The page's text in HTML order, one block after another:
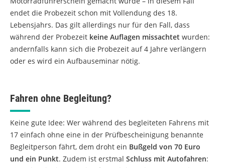
endet die Probezeit schon mit Vollendung des 18.
Lebensjahrs. Das gilt allerdings nur für den Fall, dass
während der Probezeit keine Auflagen missachtet wurden:
andernfalls kann sich die Probezeit auf 4 Jahre verlängern
oder es wird ein Aufbauseminar nötig.
Fahren ohne Begleitung?
Keine gute Idee: Wer während des begleiteten Fahrens mit
17 einfach ohne eine in der Prüfbescheinigung benannte
Begleitperson fährt, dem droht ein Bußgeld von 70 Euro
und ein Punkt. Zudem ist erstmal Schluss mit Autofahren: